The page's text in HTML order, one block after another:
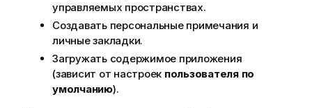
управляемых пространствах.
Создавать персональные примечания и
личные закладки.
Загружать содержимое приложения
(зависит от настроек пользователя по
умолчанию).